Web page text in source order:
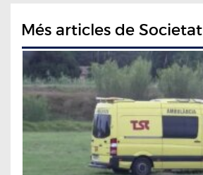
Més articles de Societat